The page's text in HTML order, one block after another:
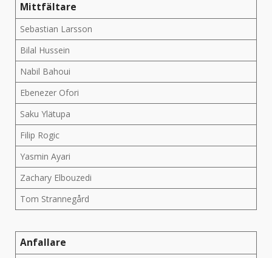
Mittfältare
Sebastian Larsson
Bilal Hussein
Nabil Bahoui
Ebenezer Ofori
Saku Ylätupa
Filip Rogic
Yasmin Ayari
Zachary Elbouzedi
Tom Strannegård
Anfallare